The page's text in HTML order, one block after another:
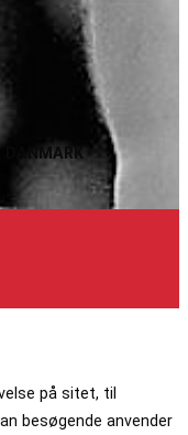
DANMARK
på sitet, til
besøgende anvender